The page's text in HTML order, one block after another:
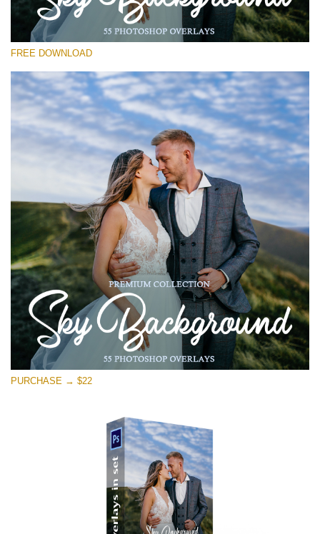
Sky Background
(55 Overlays)
4 Seasons (411 Overlays)
Large 6000*4000px
Entire Collection
Large 6000*4000px
Скачать Бесплатно
FREE DOWNLOAD
PURCHASE → $22